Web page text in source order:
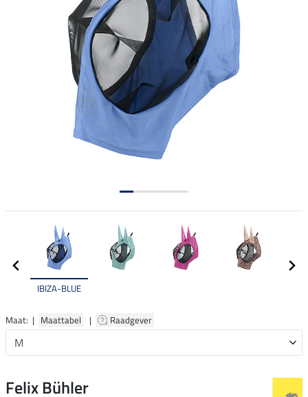
IBIZA-BLUE
Maat: | Maattabel | Raadgever
Felix Bühler